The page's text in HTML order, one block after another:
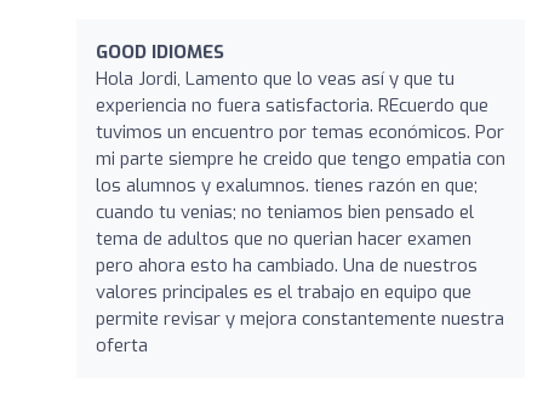
GOOD IDIOMES
Hola Jordi, Lamento que lo veas así y que tu
experiencia no fuera satisfactoria. REcuerdo que
tuvimos un encuentro por temas económicos. Por
mi parte siempre he creido que tengo empatia con
los alumnos y exalumnos. tienes razón en que;
cuando tu venias; no teniamos bien pensado el
tema de adultos que no querian hacer examen
pero ahora esto ha cambiado. Una de nuestros
valores principales es el trabajo en equipo que
permite revisar y mejora constantemente nuestra
oferta